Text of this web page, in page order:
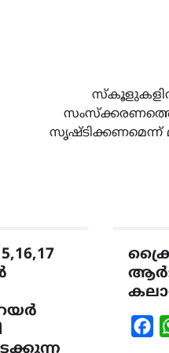
സ്കൂളുകളിൽ
സൃഷ്ടിക്കണമെന്ന്